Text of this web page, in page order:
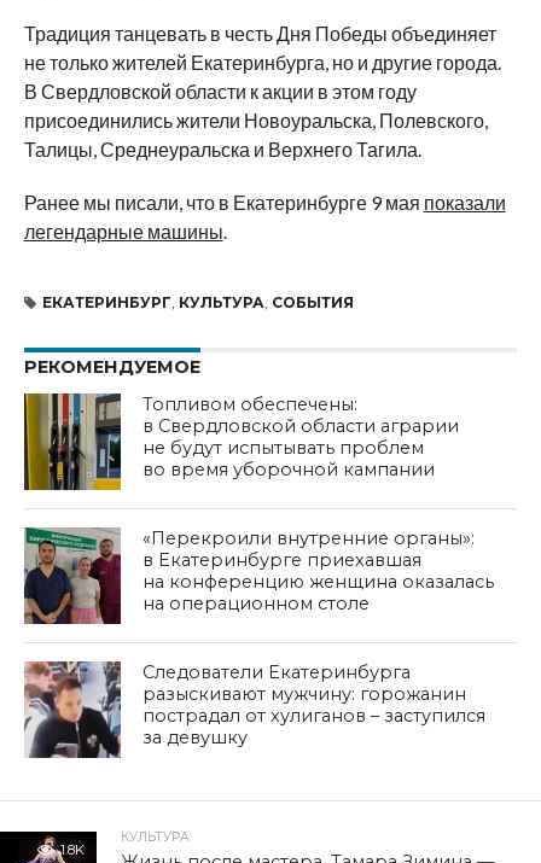
Традиция танцевать в честь Дня Победы объединяет
не только жителей Екатеринбурга, но и другие города.
В Свердловской области к акции в этом году
присоединились жители Новоуральска, Полевского,
Талицы, Среднеуральска и Верхнего Тагила.
Ранее мы писали, что в Екатеринбурге 9 мая показали
легендарные машины.
ЕКАТЕРИНБУРГ, КУЛЬТУРА, СОБЫТИЯ
РЕКОМЕНДУЕМОЕ
Топливом обеспечены:
в Свердловской области аграрии
не будут испытывать проблем
во время уборочной кампании
«Перекроили внутренние органы»:
в Екатеринбурге приехавшая
на конференцию женщина оказалась
на операционном столе
Следователи Екатеринбурга
разыскивают мужчину: горожанин
пострадал от хулиганов – заступился
за девушку
1.8K
КУЛЬТУРА